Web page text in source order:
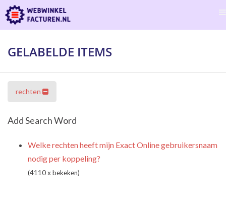
GELABELDE ITEMS
rechten
Add Search Word
Welke rechten heeft mijn Exact Online gebruikersnaam
nodig per koppeling?
(4110 x bekeken)